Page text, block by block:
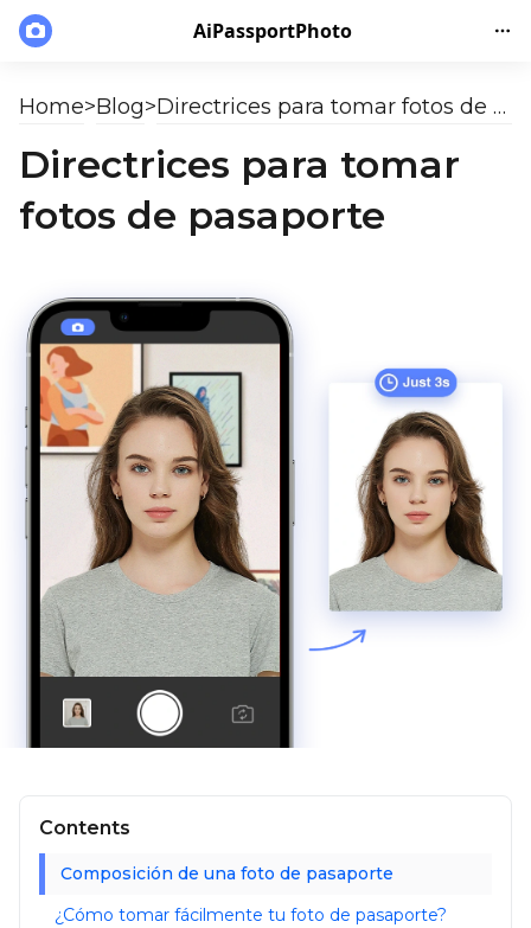
AiPassportPhoto
Home>Blog> Directrices para tomar fotos de pasaporte
Directrices para tomar
fotos de pasaporte
Contents
Composición de una foto de pasaporte
¿Cómo tomar fácilmente tu foto de pasaporte?